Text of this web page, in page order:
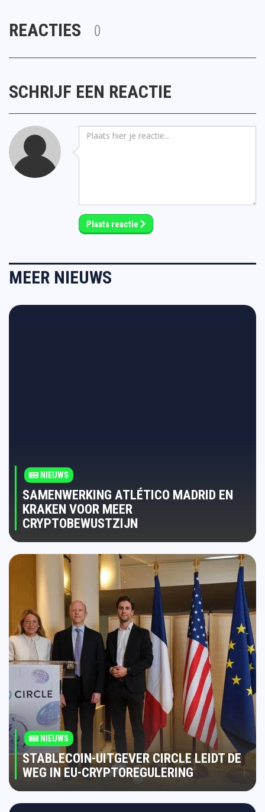
REACTIES 0
SCHRIJF EEN REACTIE
Plaats reactie
MEER NIEUWS
NIEUWS
SAMENWERKING ATLÉTICO MADRID EN
KRAKEN VOOR MEER
CRYPTOBEWUSTZIJN
NIEUWS
STABLECOIN-UITGEVER CIRCLE LEIDT DE
WEG IN EU-CRYPTOREGULERING